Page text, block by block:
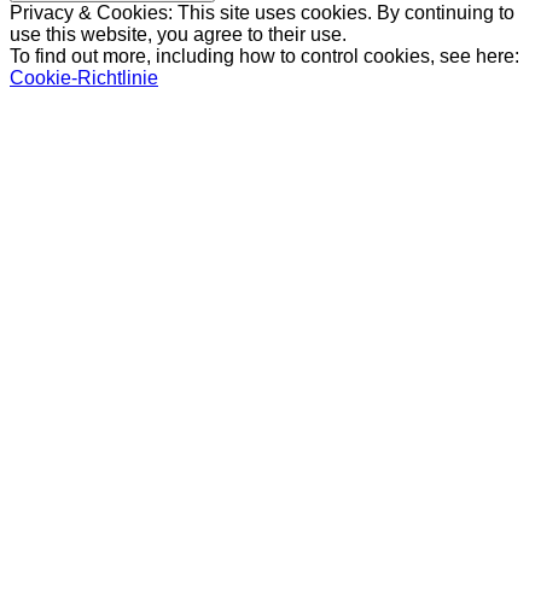
Privacy & Cookies: This site uses cookies. By continuing to
use this website, you agree to their use.
To find out more, including how to control cookies, see here:
Cookie-Richtlinie